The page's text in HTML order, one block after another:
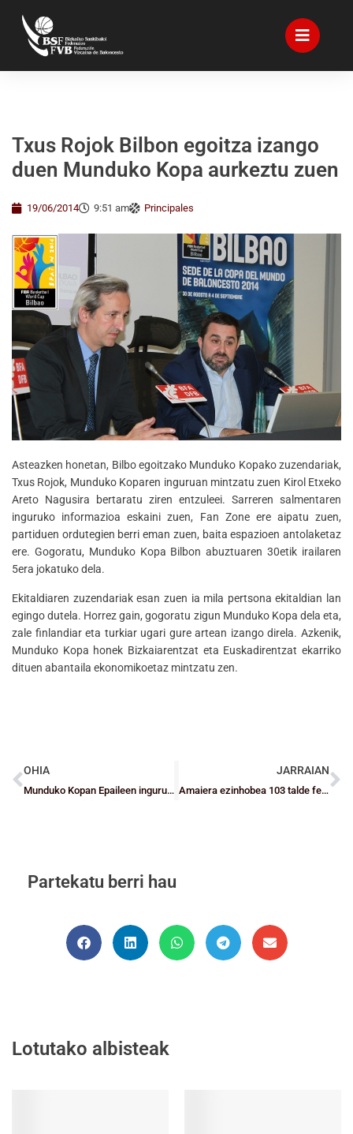
Txus Rojok Bilbon egoitza izango
duen Munduko Kopa aurkeztu zuen
19/06/2014 9:51 am Principales
Asteazken honetan, Bilbo egoitzako Munduko Kopako zuzendariak,
Txus Rojok, Munduko Koparen inguruan mintzatu zuen Kirol Etxeko
Areto Nagusira bertaratu ziren entzuleei. Sarreren salmentaren
inguruko informazioa eskaini zuen, Fan Zone ere aipatu zuen,
partiduen ordutegien berri eman zuen, baita espazioen antolaketaz
ere. Gogoratu, Munduko Kopa Bilbon abuztuaren 30etik irailaren
5era jokatuko dela.
Ekitaldiaren zuzendariak esan zuen ia mila pertsona ekitaldian lan
egingo dutela. Horrez gain, gogoratu zigun Munduko Kopa dela eta,
zale finlandiar eta turkiar ugari gure artean izango direla. Azkenik,
Munduko Kopa honek Bizkaiarentzat eta Euskadirentzat ekarriko
dituen abantaila ekonomikoetaz mintzatu zen.
OHIA
Munduko Kopan Epaileen inguruko Jardunaldi Teknikoa
JARRAIAN
Amaiera ezinhobea 103 talde federatu eta eskolarrekin
Partekatu berri hau
Lotutako albisteak